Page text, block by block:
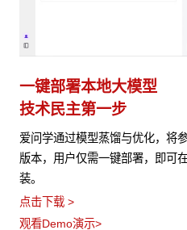
一键部署本地大模型
技术民主第一步
爱问学通过模型蒸馏与优化，将
版本，用户仅需一键部署，即可
装。
点击下载 >
观看Demo演示>